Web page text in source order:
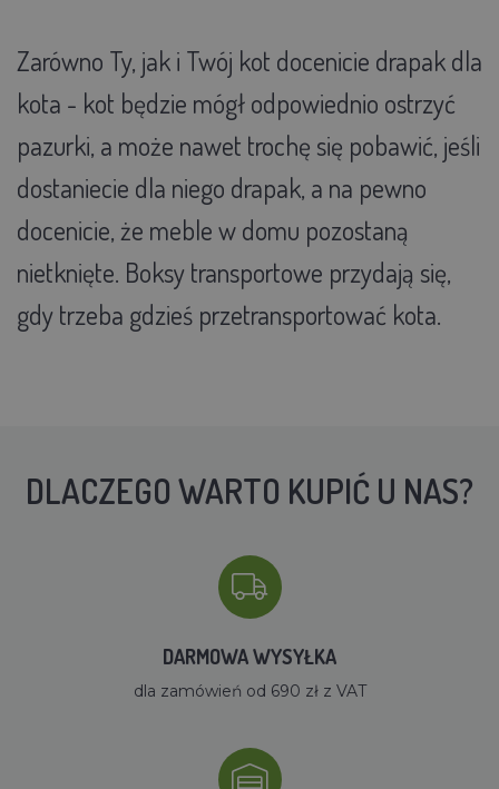
Zarówno Ty, jak i Twój kot docenicie drapak dla
kota - kot będzie mógł odpowiednio ostrzyć
pazurki, a może nawet trochę się pobawić, jeśli
dostaniecie dla niego drapak, a na pewno
docenicie, że meble w domu pozostaną
nietknięte. Boksy transportowe przydają się,
gdy trzeba gdzieś przetransportować kota.
DLACZEGO WARTO KUPIĆ U NAS?
DARMOWA WYSYŁKA
dla zamówień od 690 zł z VAT